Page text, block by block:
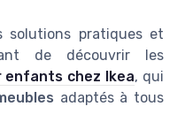
solutions pratiques et
de découvrir les
enfants chez Ikea, qui
adaptés à tous